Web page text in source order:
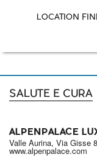
LOCATION
SALUTE E CURA
ALPENPALACE
Valle Aurina, Via Gisse
www.alpenpalace.com